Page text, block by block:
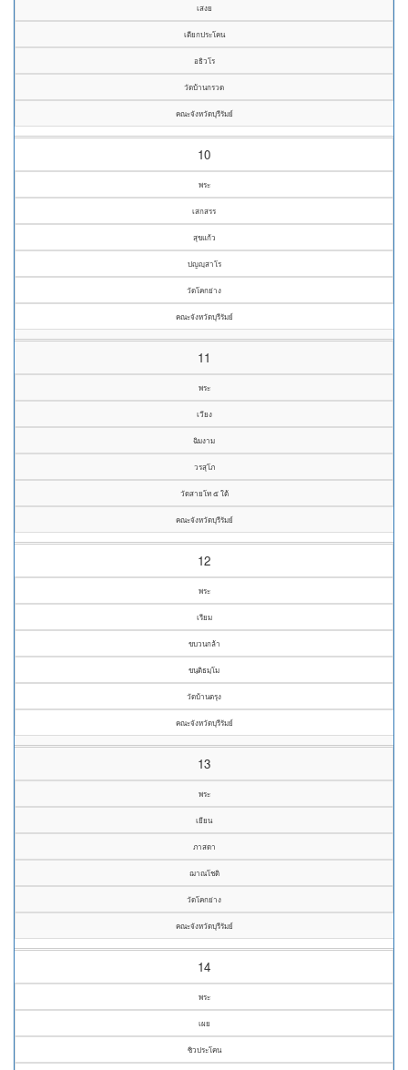
เสงย
เตียกประโคน
อธิวโร
วัดบ้านกรวด
คณะจังหวัดบุรีรัมย์
10
พระ
เสกสรร
สุขแก้ว
ปญญฺสาโร
วัดโคกย่าง
คณะจังหวัดบุรีรัมย์
11
พระ
เวียง
ฉิมงาม
วรสุโภ
วัดสายโท ๕ ใต้
คณะจังหวัดบุรีรัมย์
12
พระ
เรียม
ขบวนกล้า
ขนฺติธมฺโม
วัดบ้านตรุง
คณะจังหวัดบุรีรัมย์
13
พระ
เยียน
ภาสดา
ฌาณโชติ
วัดโคกย่าง
คณะจังหวัดบุรีรัมย์
14
พระ
เผย
ซิวประโคน